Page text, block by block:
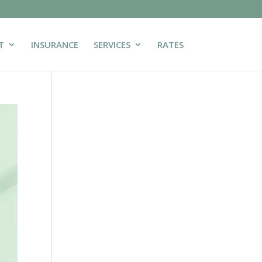
INSURANCE SERVICES RATES